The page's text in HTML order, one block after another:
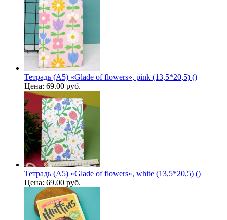
Тетрадь (A5) «Glade of flowers», pink (13,5*20,5) ()
Цена: 69.00 руб.
Тетрадь (A5) «Glade of flowers», white (13,5*20,5) ()
Цена: 69.00 руб.